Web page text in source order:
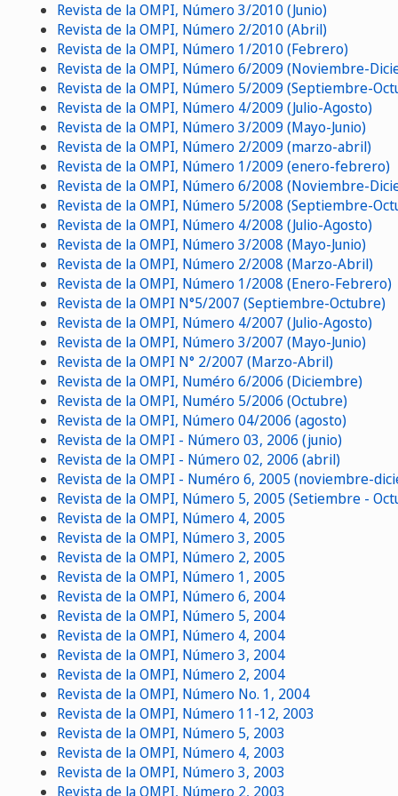
Revista de la OMPI, Número 3/2010 (Junio)
Revista de la OMPI, Número 2/2010 (Abril)
Revista de la OMPI, Número 1/2010 (Febrero)
Revista de la OMPI, Número 6/2009 (Noviembre-
Revista de la OMPI, Número 5/2009 (Septiembre-
Revista de la OMPI, Número 4/2009 (Julio-Agosto)
Revista de la OMPI, Número 3/2009 (Mayo-Junio)
Revista de la OMPI, Número 2/2009 (marzo-abril)
Revista de la OMPI, Número 1/2009 (enero-febrero)
Revista de la OMPI, Número 6/2008 (Noviembre-
Revista de la OMPI, Número 5/2008 (Septiembre-
Revista de la OMPI, Número 4/2008 (Julio-Agosto)
Revista de la OMPI, Número 3/2008 (Mayo-Junio)
Revista de la OMPI, Número 2/2008 (Marzo-Abril)
Revista de la OMPI, Número 1/2008 (Enero-Febrero)
Revista de la OMPI N°5/2007 (Septiembre-Octubre)
Revista de la OMPI, Número 4/2007 (Julio-Agosto)
Revista de la OMPI, Número 3/2007 (Mayo-Junio)
Revista de la OMPI N° 2/2007 (Marzo-Abril)
Revista de la OMPI, Numéro 6/2006 (Diciembre)
Revista de la OMPI, Numéro 5/2006 (Octubre)
Revista de la OMPI, Número 04/2006 (agosto)
Revista de la OMPI - Número 03, 2006 (junio)
Revista de la OMPI - Número 02, 2006 (abril)
Revista de la OMPI - Numéro 6, 2005 (noviembre-
Revista de la OMPI, Número 5, 2005 (Setiembre -
Revista de la OMPI, Número 4, 2005
Revista de la OMPI, Número 3, 2005
Revista de la OMPI, Número 2, 2005
Revista de la OMPI, Número 1, 2005
Revista de la OMPI, Número 6, 2004
Revista de la OMPI, Número 5, 2004
Revista de la OMPI, Número 4, 2004
Revista de la OMPI, Número 3, 2004
Revista de la OMPI, Número 2, 2004
Revista de la OMPI, Número No. 1, 2004
Revista de la OMPI, Número 11-12, 2003
Revista de la OMPI, Número 5, 2003
Revista de la OMPI, Número 4, 2003
Revista de la OMPI, Número 3, 2003
Revista de la OMPI, Número 2, 2003